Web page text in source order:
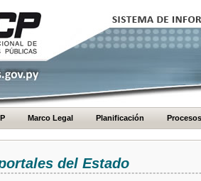
Marco Legal Planificación Procesos
del Estado